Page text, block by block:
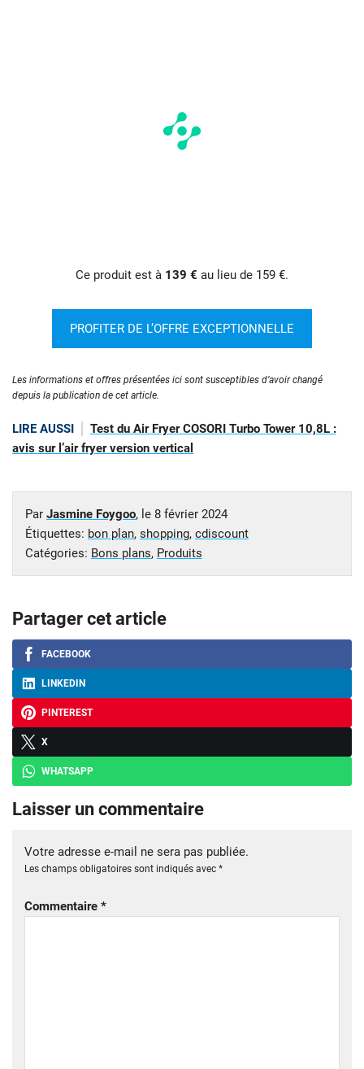
Ce produit est à 139 € au lieu de 159 €.
PROFITER DE L’OFFRE EXCEPTIONNELLE
Les informations et offres présentées ici sont susceptibles d’avoir changé
depuis la publication de cet article.
LIRE AUSSI
Test du Air Fryer COSORI Turbo Tower 10,8L :
avis sur l’air fryer version vertical
Par Jasmine Foygoo, le 8 février 2024
Étiquettes: bon plan, shopping, cdiscount
Catégories: Bons plans, Produits
Partager cet article
FACEBOOK
LINKEDIN
PINTEREST
X
WHATSAPP
Laisser un commentaire
Votre adresse e-mail ne sera pas publiée.
Les champs obligatoires sont indiqués avec *
Commentaire *